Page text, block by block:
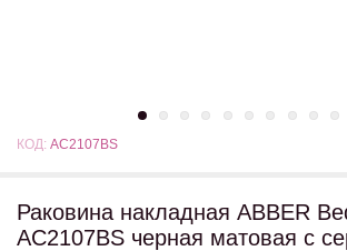
КОД: AC2107BS
Раковина накладная ABBER
AC2107BS черная матовая с